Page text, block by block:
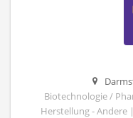
Biotechnologie /
Herstellung -